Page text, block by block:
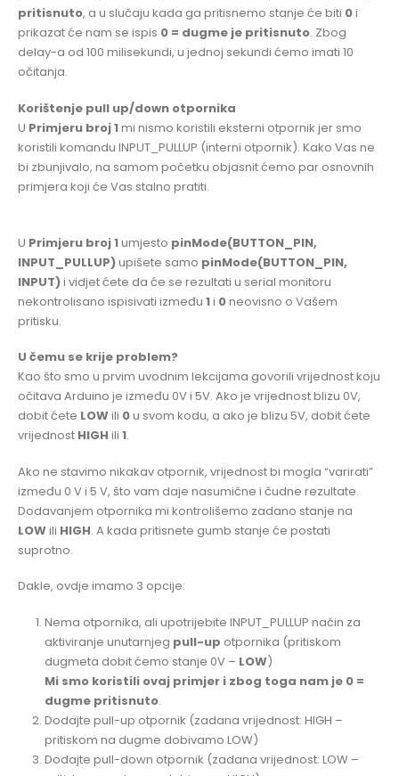
pritisnuto, a u slučaju kada ga pritisnemo stanje će biti 0i
prikazat će nam se ispis 0 = dugme je pritisnuto. Zbog
delay-a od 100 milisekundi, u jednoj sekundi ćemo imati 10
očitanja.
Korištenje pull up/down otpornika
U Primjeru broj 1mi nismo koristili eksterni otpornik jer smo
koristili komandu INPUT_PULLUP (interni otpornik). Kako Vas ne
bi zbunjivalo, na samom početku objasnit ćemo par osnovnih
primjera koji će Vas stalno pratiti.
U Primjeru broj 1umjesto pinMode(BUTTON_PIN,
INPUT_PULLUP)upišete samo pinMode(BUTTON_PIN,
INPUT)i vidjet ćete da će se rezultati u serial monitoru
nekontrolisano ispisivati između 1i 0neovisno o Vašem
pritisku.
U čemu se krije problem?
Kao što smo u prvim uvodnim lekcijama govorili vrijednost koju
očitava Arduino je između 0V i 5V. Ako je vrijednost blizu 0V,
dobit ćete LOWili 0u svom kodu, a ako je blizu 5V, dobit ćete
vrijednost HIGH ili 1.
Ako ne stavimo nikakav otpornik, vrijednost bi mogla “varirati”
između 0 V i 5 V, što vam daje nasumične i čudne rezultate.
Dodavanjem otpornika mi kontrolišemo zadano stanje na
LOWili HIGH. A kada pritisnete gumb stanje će postati
suprotno.
Dakle, ovdje imamo 3 opcije:
Nema otpornika, ali upotrijebite INPUT_PULLUP način za
aktiviranje unutarnjeg pull-up otpornika (pritiskom
dugmeta dobit ćemo stanje 0V – LOW)
Mi smo koristili ovaj primjer i zbog toga nam je 0 =
dugme pritisnuto.
Dodajte pull-up otpornik (zadana vrijednost: HIGH –
pritiskom na dugme dobivamo LOW)
Dodajte pull-down otpornik (zadana vrijednost: LOW –